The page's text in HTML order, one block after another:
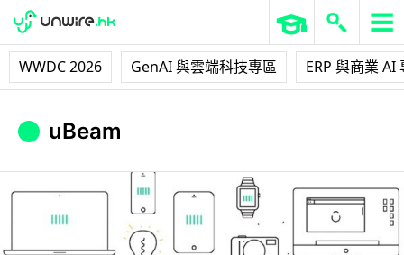
WWDC 2026 GenAI 與雲端科技專區 ERP 與商業 AI
uBeam